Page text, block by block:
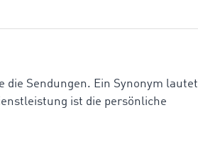
die Sendungen. Ein Synonym lautet
ist die persönliche